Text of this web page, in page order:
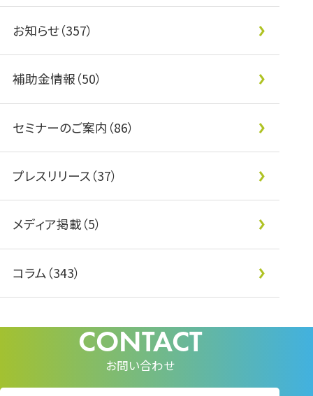
お知らせ（357）
補助金情報（50）
セミナーのご案内（86）
プレスリリース（37）
メディア掲載（5）
コラム（343）
お問い合わせ